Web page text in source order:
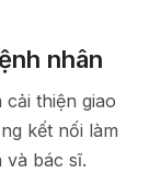
nhân
thiện giao
kết nối làm
và bác sĩ.